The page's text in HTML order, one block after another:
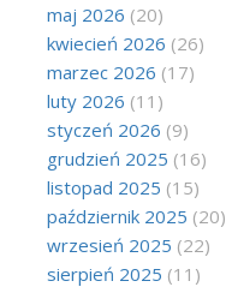
maj 2026 (20)
kwiecień 2026 (26)
marzec 2026 (17)
luty 2026 (11)
styczeń 2026 (9)
grudzień 2025 (16)
listopad 2025 (15)
październik 2025 (20)
wrzesień 2025 (22)
sierpień 2025 (11)